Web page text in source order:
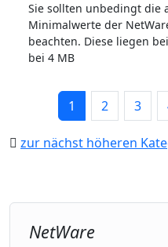
Sie sollten unbedingt die
Minimalwerte der
beachten. Diese liegen
bei 4 MB
1 2 3
zur nächst höheren
NetWare